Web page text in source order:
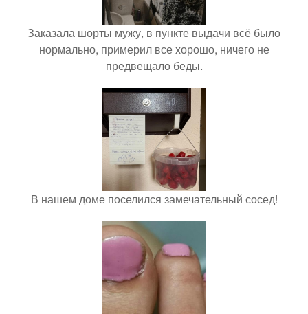
Заказала шорты мужу, в пункте выдачи всё было
нормально, примерил все хорошо, ничего не
предвещало беды.
В нашем доме поселился замечательный сосед!